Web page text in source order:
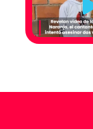
temor de un
mensajes y